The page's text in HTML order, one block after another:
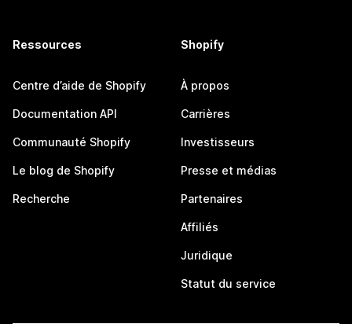
Ressources
Centre d’aide de Shopify
Documentation API
Communauté Shopify
Le blog de Shopify
Recherche
Shopify
À propos
Carrières
Investisseurs
Presse et médias
Partenaires
Affiliés
Juridique
Statut du service